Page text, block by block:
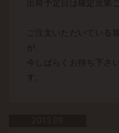
出荷予定日は確定次第
ご注文いただいている
が、
今しばらくお待ち下さ
す。